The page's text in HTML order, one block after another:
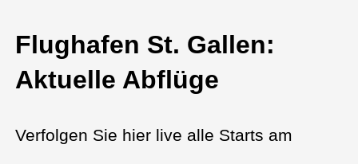
Flughafen St. Gallen:
Aktuelle Abflüge
Verfolgen Sie hier live alle Starts am